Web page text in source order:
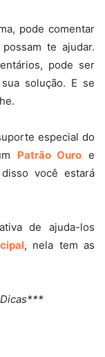
pode comentar
te ajudar.
pode ser
solução. E se
especial do
Patrão Ouro e
você estará
de ajuda-los
, nela tem as